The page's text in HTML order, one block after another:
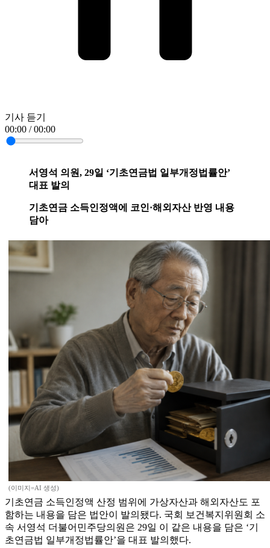
기사 듣기
00:00 / 00:00
서영석 의원, 29일 ‘기초연금법 일부개정법률안’
대표 발의
기초연금 소득인정액에 코인·해외자산 반영 내용
담아
(이미지=AI 생성)
기초연금 소득인정액 산정 범위에 가상자산과 해외자산도 포
함하는 내용을 담은 법안이 발의됐다. 국회 보건복지위원회 소
속 서영석 더불어민주당의원은 29일 이 같은 내용을 담은 ‘기
초연금법 일부개정법률안’을 대표 발의했다.